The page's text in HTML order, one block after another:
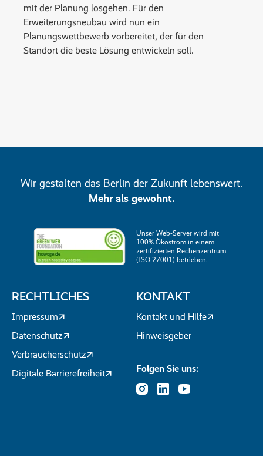
mit der Planung losgehen. Für den
Erweiterungsneubau wird nun ein
Planungswettbewerb vorbereitet, der für den
Standort die beste Lösung entwickeln soll.
Wir gestalten das Berlin der Zukunft lebenswert.
Mehr als gewohnt.
Unser Web-Server wird mit
100% Ökostrom in einem
zertifizierten Rechenzentrum
(ISO 27001) betrieben.
RECHTLICHES
Impressum
Datenschutz
Verbraucherschutz
Digitale Barrierefreiheit
KONTAKT
Kontakt und Hilfe
Hinweisgeber
Folgen Sie uns: